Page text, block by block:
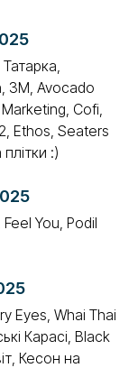
3M, Avocado
Cofi,
Ethos, Seaters
:)
You, Podil
Eyes, Whai Thai
Карасі, Black
Кесон на